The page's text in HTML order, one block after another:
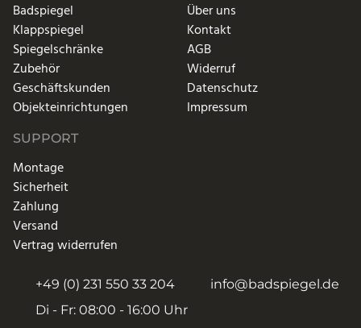
Badspiegel
Klappspiegel
Spiegelschränke
Zubehör
Geschäftskunden
Objekteinrichtungen
Über uns
Kontakt
AGB
Widerruf
Datenschutz
Impressum
SUPPORT
Montage
Sicherheit
Zahlung
Versand
Vertrag widerrufen
+49 (0) 231 550 33 204
info@badspiegel.de
Di - Fr: 08:00 - 16:00 Uhr